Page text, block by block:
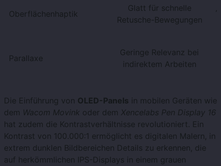
Oberflächenhaptik
Glatt für schnelle
Retusche-Bewegungen
Parallaxe
Geringe Relevanz bei
indirektem Arbeiten
Die Einführung von OLED-Panels in mobilen Geräten wie
dem Wacom Movink oder dem Xencelabs Pen Display 16
hat zudem die Kontrastverhältnisse revolutioniert. Ein
Kontrast von 100.000:1 ermöglicht es digitalen Malern, in
extrem dunklen Bildbereichen Details zu erkennen, die
auf herkömmlichen IPS-Displays in einem grauen